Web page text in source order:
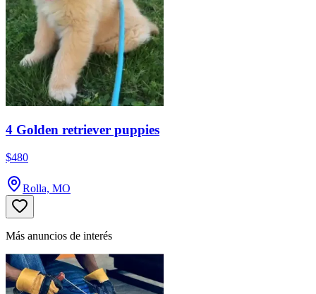
4 Golden retriever puppies
$480
Rolla, MO
Más anuncios de interés